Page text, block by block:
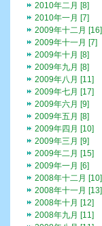
2010年二月 [8]
2010年一月 [7]
2009年十二月 [16]
2009年十一月 [7]
2009年十月 [8]
2009年九月 [8]
2009年八月 [11]
2009年七月 [17]
2009年六月 [9]
2009年五月 [8]
2009年四月 [10]
2009年三月 [9]
2009年二月 [15]
2009年一月 [6]
2008年十二月 [10]
2008年十一月 [13]
2008年十月 [12]
2008年九月 [11]